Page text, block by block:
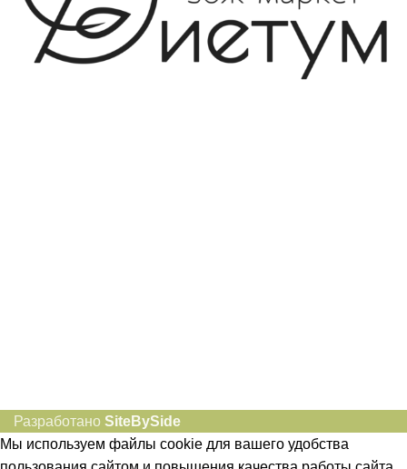
Разработано SiteBySide
Мы используем файлы cookie для вашего удобства